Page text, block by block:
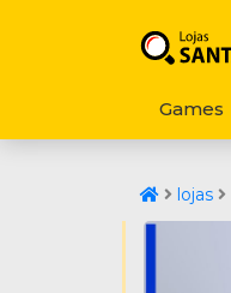
Games
lojas